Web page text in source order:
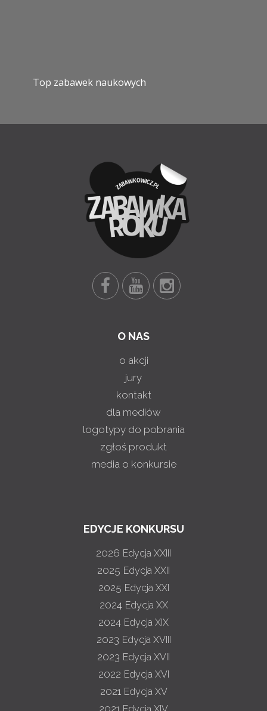
Top zabawek naukowych
O NAS
o akcji
jury
kontakt
dla mediów
logotypy do pobrania
zgłoś produkt
media o konkursie
EDYCJE KONKURSU
2026 Edycja XXIII
2025 Edycja XXII
2025 Edycja XXI
2024 Edycja XX
2024 Edycja XIX
2023 Edycja XVIII
2023 Edycja XVII
2022 Edycja XVI
2021 Edycja XV
2021